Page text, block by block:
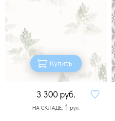
Купить
3 300 руб.
НА СКЛАДЕ: 1 рул.